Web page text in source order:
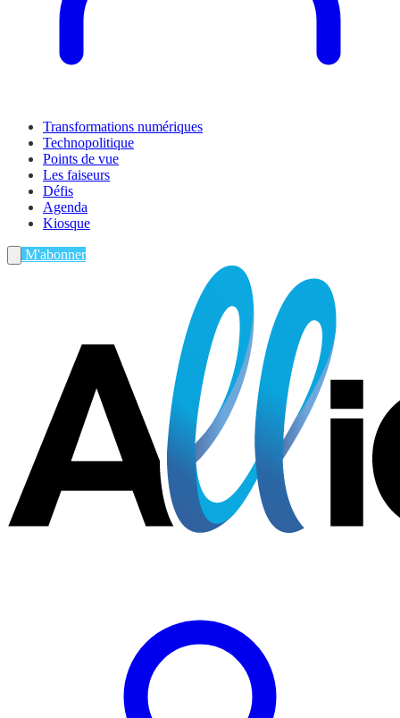
Transformations numériques
Technopolitique
Points de vue
Les faiseurs
Défis
Agenda
Kiosque
M'abonner